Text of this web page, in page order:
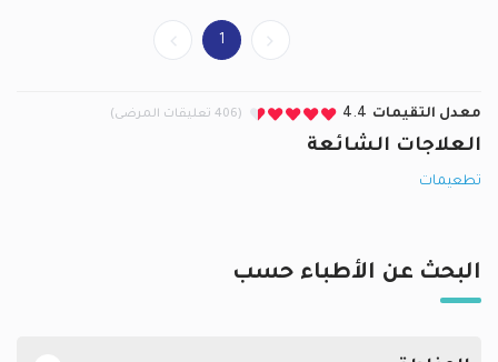
1
معدل التقيمات 4.4 (406 تعليقات المرضى)
العلاجات الشائعة
تطعيمات
البحث عن الأطباء حسب